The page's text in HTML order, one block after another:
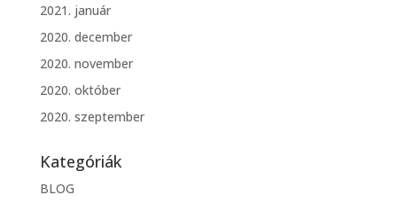
2021. január
2020. december
2020. november
2020. október
2020. szeptember
Kategóriák
BLOG